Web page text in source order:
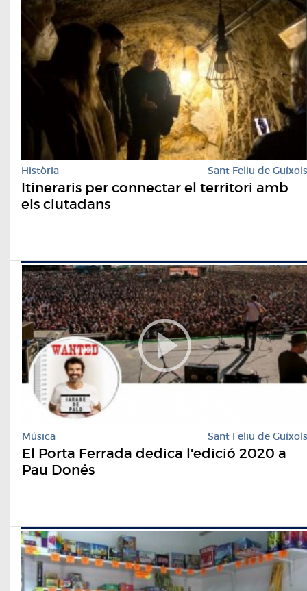
Història Sant Feliu de Guíxols
Itineraris per connectar el territori amb
els ciutadans
Música Sant Feliu de Guíxols
El Porta Ferrada dedica l'edició 2020 a
Pau Donés